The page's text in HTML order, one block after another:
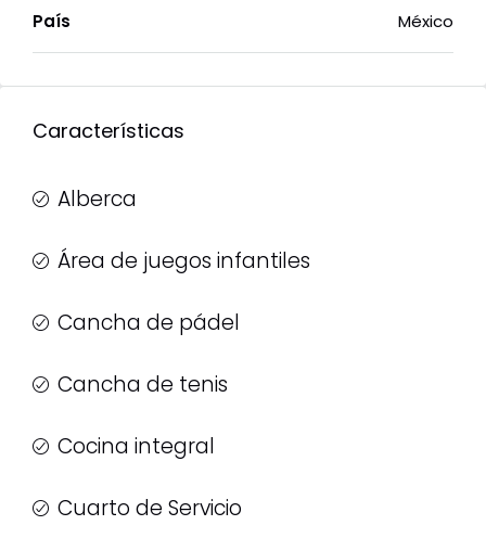
País México
Características
Alberca
Área de juegos infantiles
Cancha de pádel
Cancha de tenis
Cocina integral
Cuarto de Servicio